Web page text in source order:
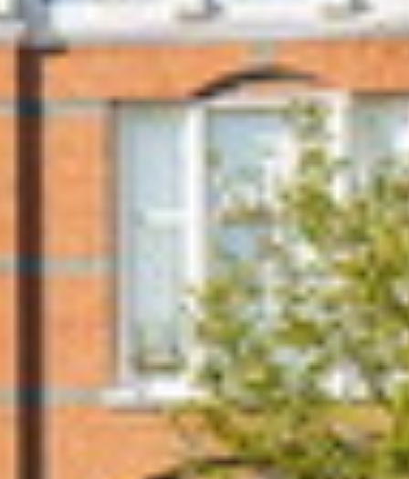
Lees de blog van Team Teunisse
Maak een afspraak